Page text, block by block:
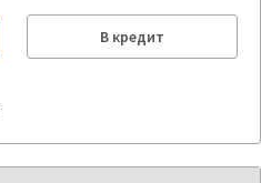
В кредит